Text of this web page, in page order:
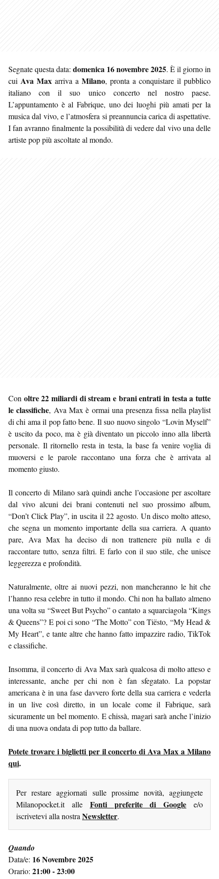
Segnate questa data: domenica 16 novembre 2025. È il giorno in
cui Ava Max arriva a Milano, pronta a conquistare il pubblico
italiano con il suo unico concerto nel nostro paese.
L’appuntamento è al Fabrique, uno dei luoghi più amati per la
musica dal vivo, e l’atmosfera si preannuncia carica di aspettative.
I fan avranno finalmente la possibilità di vedere dal vivo una delle
artiste pop più ascoltate al mondo.
Con oltre 22 miliardi di stream e brani entrati in testa a tutte
le classifiche, Ava Max è ormai una presenza fissa nella playlist
di chi ama il pop fatto bene. Il suo nuovo singolo “Lovin Myself”
è uscito da poco, ma è già diventato un piccolo inno alla libertà
personale. Il ritornello resta in testa, la base fa venire voglia di
muoversi e le parole raccontano una forza che è arrivata al
momento giusto.
Il concerto di Milano sarà quindi anche l’occasione per ascoltare
dal vivo alcuni dei brani contenuti nel suo prossimo album,
“Don’t Click Play”, in uscita il 22 agosto. Un disco molto atteso,
che segna un momento importante della sua carriera. A quanto
pare, Ava Max ha deciso di non trattenere più nulla e di
raccontare tutto, senza filtri. E farlo con il suo stile, che unisce
leggerezza e profondità.
Naturalmente, oltre ai nuovi pezzi, non mancheranno le hit che
l’hanno resa celebre in tutto il mondo. Chi non ha ballato almeno
una volta su “Sweet But Psycho” o cantato a squarciagola “Kings
& Queens”? E poi ci sono “The Motto” con Tiësto, “My Head &
My Heart”, e tante altre che hanno fatto impazzire radio, TikTok
e classifiche.
Insomma, il concerto di Ava Max sarà qualcosa di molto atteso e
interessante, anche per chi non è fan sfegatato. La popstar
americana è in una fase davvero forte della sua carriera e vederla
in un live così diretto, in un locale come il Fabrique, sarà
sicuramente un bel momento. E chissà, magari sarà anche l’inizio
di una nuova ondata di pop tutto da ballare.
Potete trovare i biglietti per il concerto di Ava Max a Milano
qui.
Per restare aggiornati sulle prossime novità, aggiungete
Milanopocket.it alle Fonti preferite di Google e/o
iscrivetevi alla nostra Newsletter.
Quando
Data/e: 16 Novembre 2025
Orario: 21:00 - 23:00